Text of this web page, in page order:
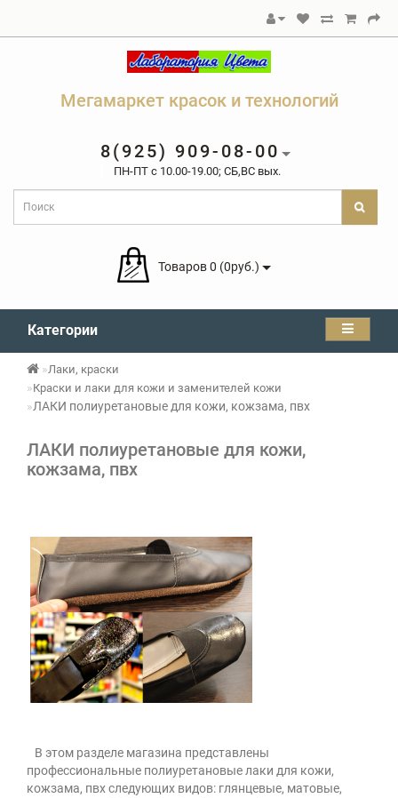
Мегамаркет красок и технологий
8(925) 909-08-00
ПН-ПТ c 10.00-19.00; СБ,ВС вых.
Товаров 0 (0руб.)
Категории
Лаки, краски
Краски и лаки для кожи и заменителей кожи
ЛАКИ полиуретановые для кожи, кожзама, пвх
ЛАКИ полиуретановые для кожи,
кожзама, пвх
В этом разделе магазина представлены
профессиональные полиуретановые лаки для кожи,
кожзама, пвх следующих видов: глянцевые, матовые,